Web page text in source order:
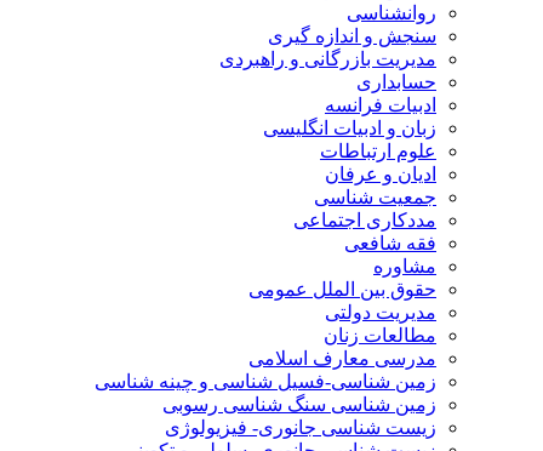
روانشناسی
سنجش و اندازه گیری
مدیریت بازرگانی و راهبردی
حسابداری
ادبیات فرانسه
زبان و ادبیات انگلیسی
علوم ارتباطات
ادیان و عرفان
جمعیت شناسی
مددکاری اجتماعی
فقه شافعی
مشاوره
حقوق بین الملل عمومی
مدیریت دولتی
مطالعات زنان
مدرسی معارف اسلامی
زمین شناسی-فسیل شناسی و چینه شناسی
زمین شناسی سنگ شناسی رسوبی
زیست شناسی جانوری- فیزیولوژی